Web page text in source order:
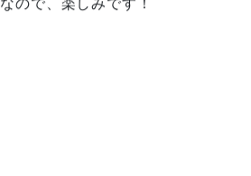
ので、楽しみです！